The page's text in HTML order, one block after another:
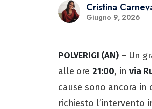
Cristina
Giugno 9, 2026
POLVERIGI (AN) – Un
alle ore 21:00, in via
cause sono ancora
richiesto l’intervento